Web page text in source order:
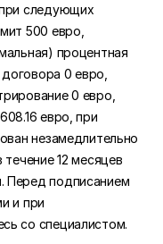
следующих
500 евро,
процентная
0 евро,
0 евро,
евро, при
незамедлительно
12 месяцев
Перед подписанием
и при
со специалистом.